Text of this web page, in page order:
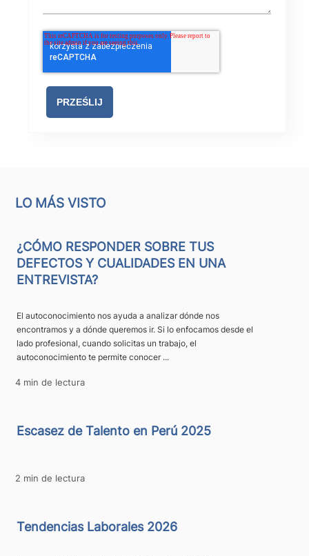
LO MÁS VISTO
¿CÓMO RESPONDER SOBRE TUS
DEFECTOS Y CUALIDADES EN UNA
ENTREVISTA?
El autoconocimiento nos ayuda a analizar dónde nos
encontramos y a dónde queremos ir. Si lo enfocamos desde el
lado profesional, cuando solicitas un trabajo, el
autoconocimiento te permite conocer ...
4 min de lectura
Escasez de Talento en Perú 2025
2 min de lectura
Tendencias Laborales 2026